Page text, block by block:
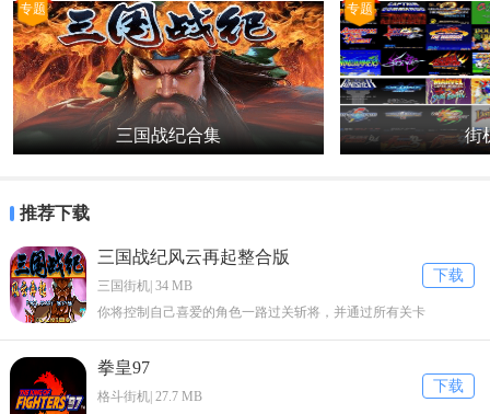
专题
三国战纪合集
专题
街
推荐下载
下载
三国战纪风云再起整合版
三国街机| 34 MB
你将控制自己喜爱的角色一路过关斩将，并通过所有关卡
下载
拳皇97
格斗街机| 27.7 MB